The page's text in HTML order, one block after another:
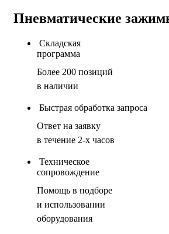
Пневматические
Складская
программа
Более 200 позиций
в наличии
Быстрая обработка запроса
Ответ на заявку
в течение 2-х часов
Техническое
сопровождение
Помощь в подборе
и использовании
оборудования